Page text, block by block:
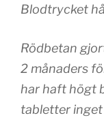
Blodtrycket
Rödbetan
2 månaders
har haft högt
tabletter